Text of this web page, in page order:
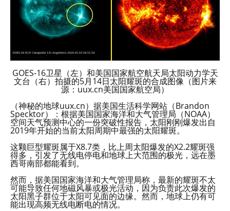
GOES-16卫星（左）和美国国家航空航天局太阳动力学天
文台（右）拍摄的5月14日太阳耀斑的合成图像（图片来
源：uux.cn美国国家航空局）
（神秘的地球uux.cn）据美国生活科学网站（Brandon
Specktor）：根据美国国家海洋和大气管理局（NOAA）
空间天气预测中心的一份突破性报告，太阳刚刚爆发出自
2019年开始的当前太阳周期中最强的太阳耀斑。
这颗巨型耀斑属于X8.7类，比上周太阳爆发的X2.2耀斑强
得多，引发了无线电停电和地球上大范围的极光，远在墨
西哥南部都能看到。
然而，据美国国家海洋和大气管理局称，最新的耀斑不太
可能导致任何地磁风暴或极光活动，因为负责此次爆发的
太阳黑子群位于太阳可见面的边缘。然而，地球上仍有可
能出现高频无线电断电的情况。